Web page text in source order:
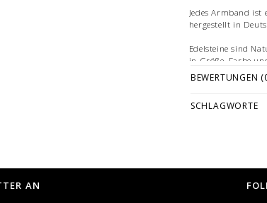
Jedes Armband ist
hergestellt in
Edelsteine sind
in Größe, Farbe
Glauben
Bilddarstellungen:
BEWERTUNGEN
SCHLAGWORTE
AN